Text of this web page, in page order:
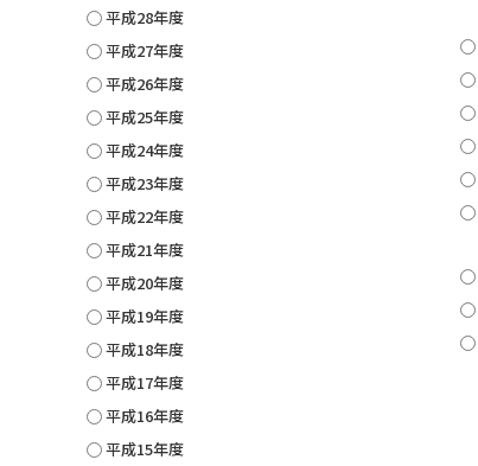
平成28年度
平成27年度
平成26年度
平成25年度
平成24年度
平成23年度
平成22年度
平成21年度
平成20年度
平成19年度
平成18年度
平成17年度
平成16年度
平成15年度